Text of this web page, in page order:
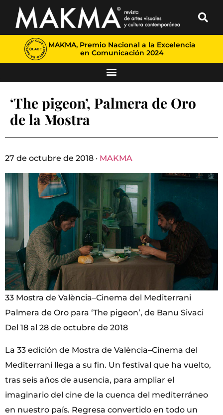
MAKMA, Premio Nacional a la Excelencia
en Comunicación 2024
‘The pigeon’, Palmera de Oro
de la Mostra
27 de octubre de 2018 · MAKMA
33 Mostra de València–Cinema del Mediterrani
Palmera de Oro para ‘The pigeon’, de Banu Sivaci
Del 18 al 28 de octubre de 2018
La 33 edición de Mostra de València–Cinema del
Mediterrani llega a su fin. Un festival que ha vuelto,
tras seis años de ausencia, para ampliar el
imaginario del cine de la cuenca del mediterráneo
en nuestro país. Regresa convertido en todo un